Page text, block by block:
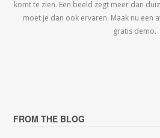
komt te zien. Een beeld zegt meer dan
moet je dan ook ervaren. Maak nu een
gratis demo.
FROM THE BLOG